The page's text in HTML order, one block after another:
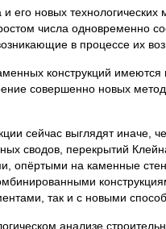
и его новых
числа одновременно
в процессе их
конструкций
совершенно новых
сейчас выглядят
сводов, перекрытий
опёртыми на каменные
так и с новыми
анализе